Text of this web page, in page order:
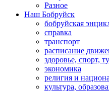
Разное
Наш Бобруйск
бобруйская
справка
транспорт
расписание
здоровье, спорт,
экономика
религия и
культура,